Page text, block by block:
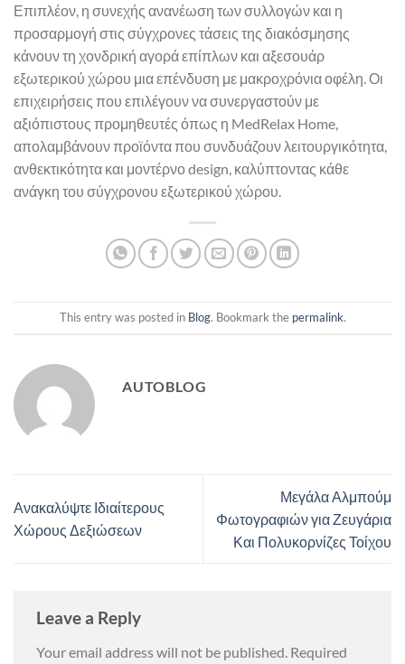
Επιπλέον, η συνεχής ανανέωση των συλλογών και η
προσαρμογή στις σύγχρονες τάσεις της διακόσμησης
κάνουν τη χονδρική αγορά επίπλων και αξεσουάρ
εξωτερικού χώρου μια επένδυση με μακροχρόνια οφέλη. Οι
επιχειρήσεις που επιλέγουν να συνεργαστούν με
αξιόπιστους προμηθευτές όπως η MedRelax Home,
απολαμβάνουν προϊόντα που συνδυάζουν λειτουργικότητα,
ανθεκτικότητα και μοντέρνο design, καλύπτοντας κάθε
ανάγκη του σύγχρονου εξωτερικού χώρου.
This entry was posted in Blog. Bookmark the permalink.
AUTOBLOG
Ανακαλύψτε Ιδιαίτερους
Χώρους Δεξιώσεων
Μεγάλα Αλμπούμ
Φωτογραφιών για Ζευγάρια
Και Πολυκορνίζες Τοίχου
Leave a Reply
Your email address will not be published. Required